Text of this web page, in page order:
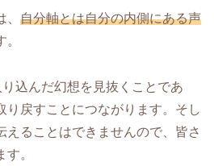
自分軸とは自分の内側にある声
。
り込んだ幻想を見抜くことであ
り戻すことにつながります。そし
えることはできませんので、皆さ
。